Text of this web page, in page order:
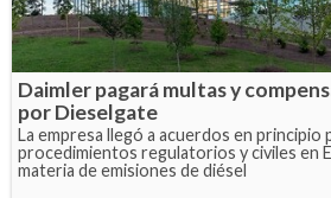
Daimler pagará multas y
por Dieselgate
La empresa llegó a acuerdos en principio
procedimientos regulatorios y civiles en
materia de emisiones de diésel